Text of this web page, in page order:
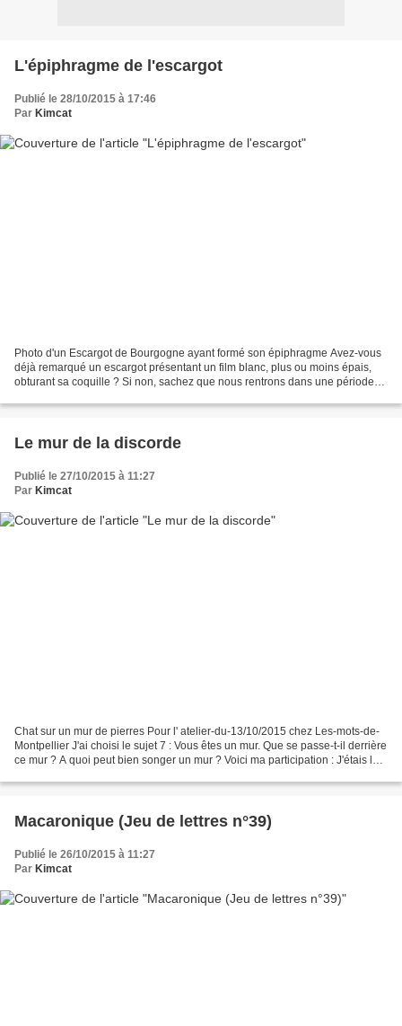
L'épiphragme de l'escargot
Publié le 28/10/2015 à 17:46
Par Kimcat
Photo d'un Escargot de Bourgogne ayant formé son épiphragme Avez-vous
déjà remarqué un escargot présentant un film blanc, plus ou moins épais,
obturant sa coquille ? Si non, sachez que nous rentrons dans une période
Le mur de la discorde
Publié le 27/10/2015 à 11:27
Par Kimcat
Chat sur un mur de pierres Pour l' atelier-du-13/10/2015 chez Les-mots-de-
Montpellier J'ai choisi le sujet 7 : Vous êtes un mur. Que se passe-t-il derrière
ce mur ? A quoi peut bien songer un mur ? Voici ma participation : J'étais le
Macaronique (Jeu de lettres n°39)
Publié le 26/10/2015 à 11:27
Par Kimcat